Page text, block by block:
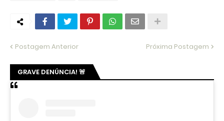
Postagem Anterior Próxima Postagem
GRAVE DENÚNCIA! 🚨